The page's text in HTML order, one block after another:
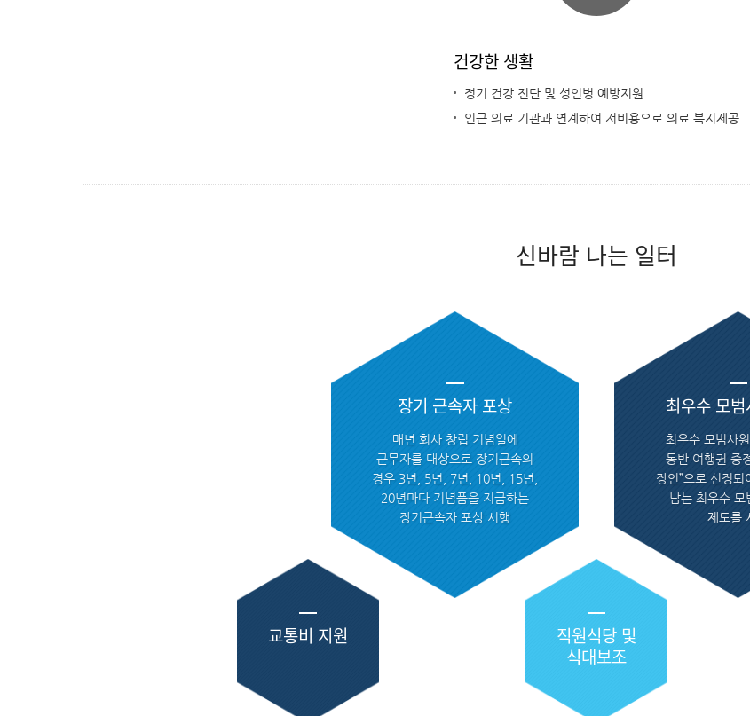
건강한 생활
정기 건강 진단 및 성인병 예방지원
인근 의료 기관과 연계하여 저비용으로 의료 복지제공
신바람 나는 일터
장기 근속자 포상
매년 회사 창립 기념일에
근무자를 대상으로 장기근속의
경우 3년, 5년, 7년, 10년, 15년,
20년마다 기념품을 지급하는
장기근속자 포상 시행
최우수 모
최우수 모범사
동반 여행권 증
장인”으로 선정되
남는 최우수 모
제도를
교통비 지원
직원식당 및
식대보조